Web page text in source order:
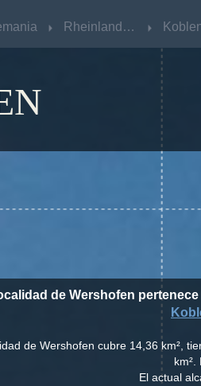
Rheinland-Pfalz
de Wershofen
de Wershofen cubre 14,36 km²,
km².
El actual
Rheinland-Pfalz